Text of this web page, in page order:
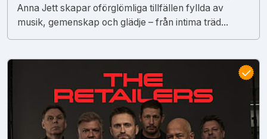
Anna Jett skapar oförglömliga tillfällen fyllda av
musik, gemenskap och glädje – från intima träd...